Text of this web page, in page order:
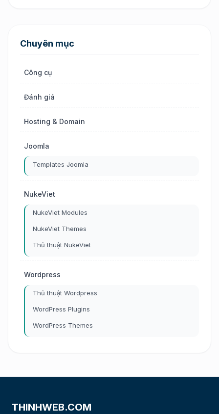
Chuyên mục
Công cụ
Đánh giá
Hosting & Domain
Joomla
Templates Joomla
NukeViet
NukeViet Modules
NukeViet Themes
Thủ thuật NukeViet
Wordpress
Thủ thuật Wordpress
WordPress Plugins
WordPress Themes
THINHWEB.COM